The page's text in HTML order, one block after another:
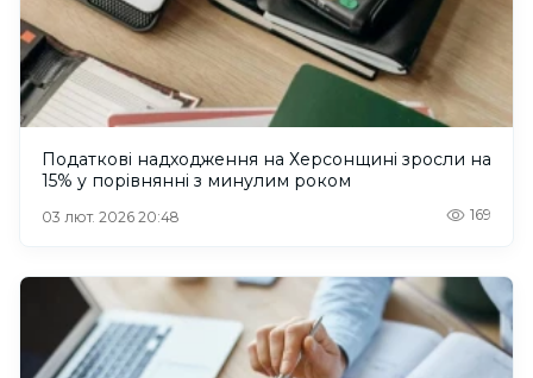
Податкові надходження на Херсонщині зросли на
15% у порівнянні з минулим роком
03 лют. 2026 20:48 169